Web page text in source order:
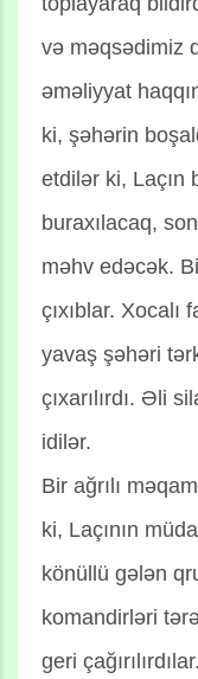
və məqsədimiz
əməliyyat
ki, şəhərin
etdilər ki, Laçın
buraxılacaq,
məhv edəcək.
çıxıblar.
yavaş şəhəri
çıxarılırdı. Əli
idilər.
Bir ağrılı
ki, Laçının
könüllü gələn
komandirləri
geri çağırılırdılar.